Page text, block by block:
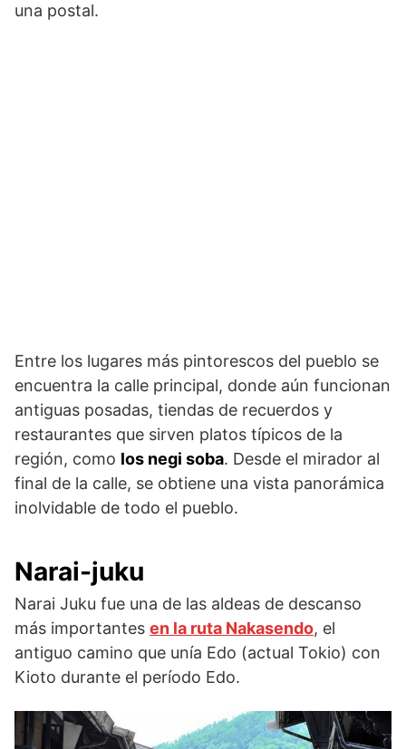
una postal.
Entre los lugares más pintorescos del pueblo se
encuentra la calle principal, donde aún funcionan
antiguas posadas, tiendas de recuerdos y
restaurantes que sirven platos típicos de la
región, como los negi soba. Desde el mirador al
final de la calle, se obtiene una vista panorámica
inolvidable de todo el pueblo.
Narai-juku
Narai Juku fue una de las aldeas de descanso
más importantes en la ruta Nakasendo, el
antiguo camino que unía Edo (actual Tokio) con
Kioto durante el período Edo.